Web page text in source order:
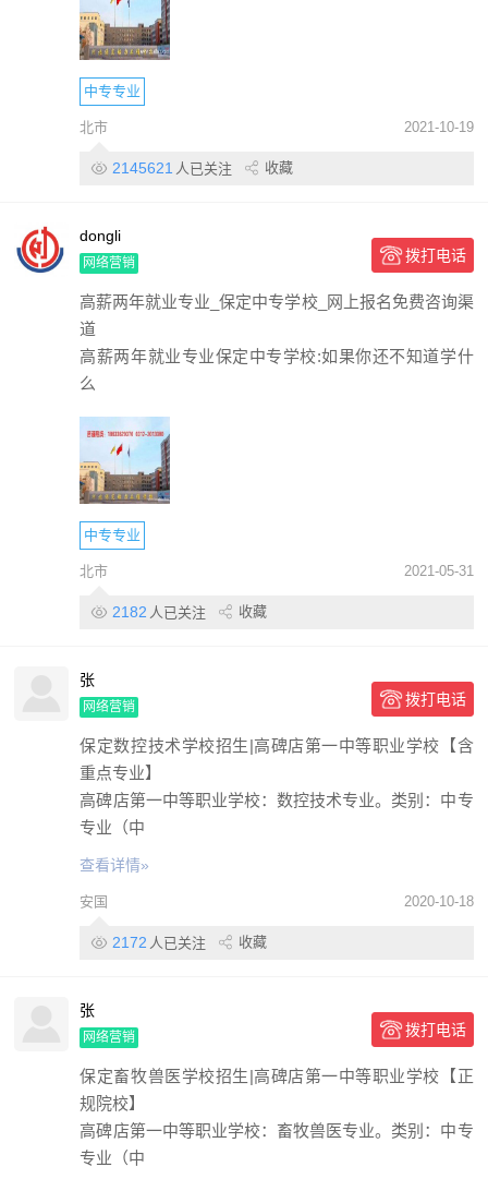
中专专业
北市 2021-10-19
2145621 人已关注 收藏
dongli
网络营销 拨打电话
高薪两年就业专业_保定中专学校_网上报名免费咨询渠
道
高薪两年就业专业保定中专学校:如果你还不知道学什
么
中专专业
北市 2021-05-31
2182 人已关注 收藏
张
网络营销 拨打电话
保定数控技术学校招生|高碑店第一中等职业学校【含
重点专业】
高碑店第一中等职业学校：数控技术专业。类别：中专
专业（中
查看详情»
安国 2020-10-18
2172 人已关注 收藏
张
网络营销 拨打电话
保定畜牧兽医学校招生|高碑店第一中等职业学校【正
规院校】
高碑店第一中等职业学校：畜牧兽医专业。类别：中专
专业（中